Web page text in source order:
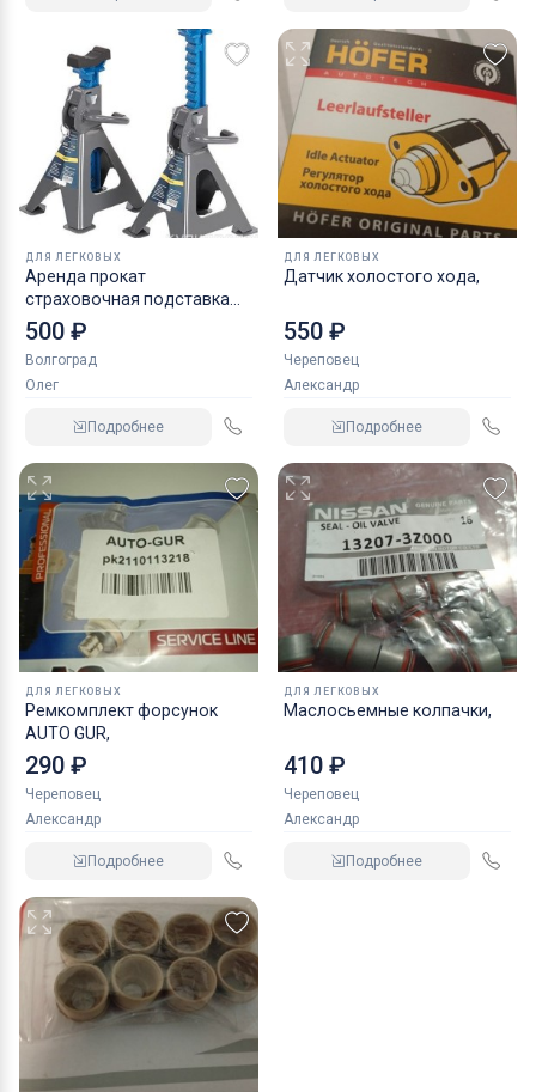
ДЛЯ ЛЕГКОВЫХ
Аренда прокат
страховочная подставка
NORDBERG 2 т
500 ₽
Волгоград
Олег
Подробнее
ДЛЯ ЛЕГКОВЫХ
Датчик холостого хода,
550 ₽
Череповец
Александр
Подробнее
ДЛЯ ЛЕГКОВЫХ
Ремкомплект форсунок
AUTO GUR,
290 ₽
Череповец
Александр
Подробнее
ДЛЯ ЛЕГКОВЫХ
Маслосьемные колпачки,
410 ₽
Череповец
Александр
Подробнее